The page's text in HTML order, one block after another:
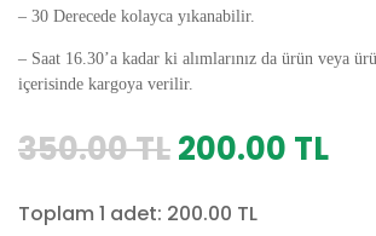
– 30 Derecede kolayca yıkanabilir.
– Saat 16.30’a kadar ki alımlarınız da ürün veya
içerisinde kargoya verilir.
350.00TLOrijinal
350.00 TL.
200.00 TLŞu
Toplam 1 adet: 200.00 TL